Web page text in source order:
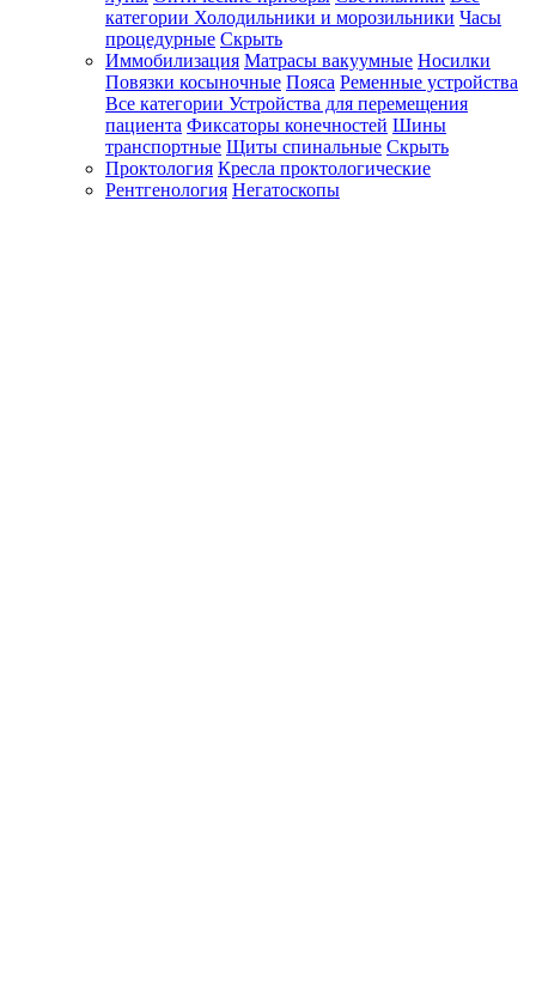
категории Холодильники и морозильники Часы
процедурные Скрыть
Иммобилизация Матрасы вакуумные Носилки
Повязки косыночные Пояса Ременные устройства
Все категории Устройства для перемещения
пациента Фиксаторы конечностей Шины
транспортные Щиты спинальные Скрыть
Проктология Кресла проктологические
Рентгенология Негатоскопы